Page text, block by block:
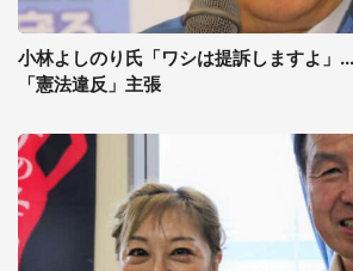
小林よしのり氏「ワシは提訴しますよ」
「憲法違反」主張